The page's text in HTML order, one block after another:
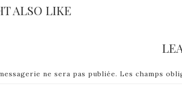
ALSO LIKE
ne sera pas publiée. Les champs